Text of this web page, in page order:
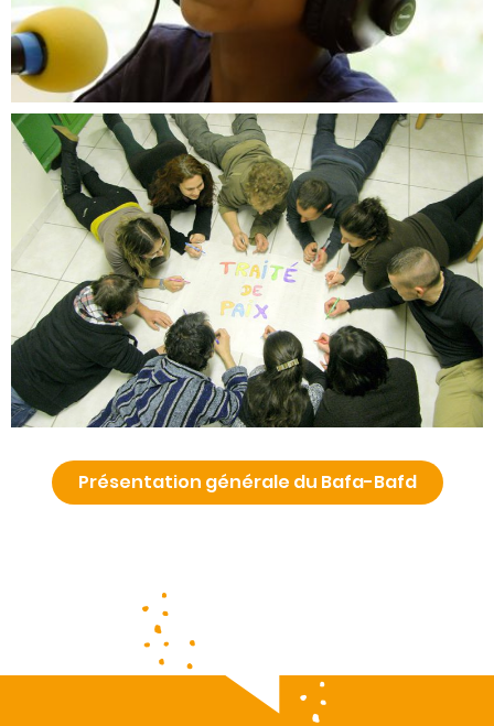
Présentation générale du Bafa-Bafd